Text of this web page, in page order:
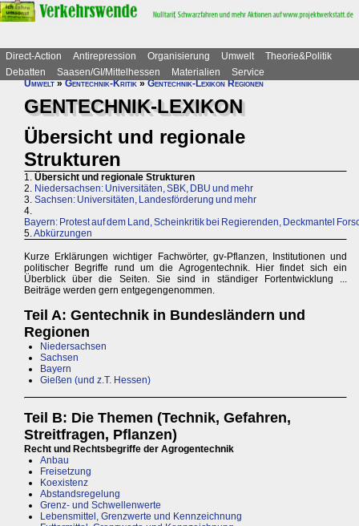
Direct-Action Antirepression Organisierung Umwelt
Theorie&Politik
Debatten
Saasen/GI/Mittelhessen Materialien
Service
Umwelt»Gentechnik-Kritik»Gentechnik-Lexikon Regionen
GENTECHNIK-LEXIKON
Übersicht und regionale
Strukturen
1. Übersicht und regionale Strukturen
2. Niedersachsen: Universitäten, SBK, DBU und mehr
3. Sachsen: Universitäten, Landesförderung und mehr
4.
Bayern: Protest auf dem Land, Scheinkritik bei Regierenden, Deckmantel
5.Abkürzungen
Kurze Erklärungen wichtiger Fachwörter, gv-Pflanzen, Institutionen und
politischer Begriffe rund um die Agrogentechnik. Hier findet sich ein
Überblick über die Seiten. Sie sind in ständiger Fortentwicklung ...
Beiträge werden gern entgegengenommen.
Teil A: Gentechnik in Bundesländern und
Regionen
Niedersachsen
Sachsen
Bayern
Gießen (und z.T. Hessen)
Teil B: Die Themen (Technik, Gefahren,
Streitfragen, Pflanzen)
Recht und Rechtsbegriffe der Agrogentechnik
Anbau
Freisetzung
Koexistenz
Abstandsregelung
Grenz- und Schwellenwerte
Lebensmittel, Grenzwerte und Kennzeichnung